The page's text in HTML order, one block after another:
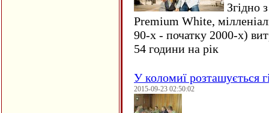
Згідно
Premium White,
90-х - початку 2000-х)
54 години на рік
У коломиї розташується
2015-09-23 02:50:02